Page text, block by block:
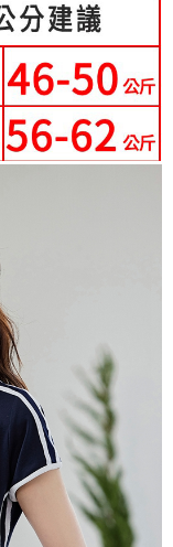
本公司）所提供，讓
商店將買賣／分期付款
交帳款。
的，商店將以您的個人
項蒐集、處理及利用，
對及更正。
userRule
完成。
需要取消訂單，請聯絡
面顯示為準，若有關於
繫「AFTEE先享後付
support/home
享後付」服務完成之交
易相關給付款項請求債
之同意方可使用
，本公司不負相關責
用戶狀況，依本公司即
，本公司將視審查結果
發現惡意使用之情形，
並採取法律行動。
查看運費